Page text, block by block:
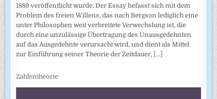
1889 veröffentlicht wurde. Der Essay befasst sich mit dem
Problem des freien Willens, das nach Bergson lediglich eine
unter Philosophen weit verbreitete Verwechslung ist, die
durch eine unzulässige Übertragung des Unausgedehnten
auf das Ausgedehnte verursacht wird, und dient als Mittel
zur Einführung seiner Theorie der Zeitdauer, [...]
Zahlentheorie